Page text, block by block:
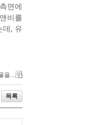
면에
비를
데, 유
을...
목록